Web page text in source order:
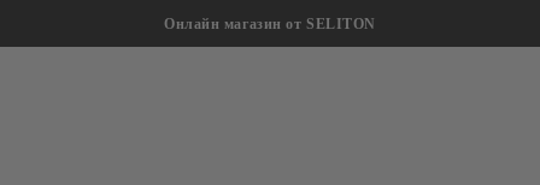
Онлайн магазин от SELITON